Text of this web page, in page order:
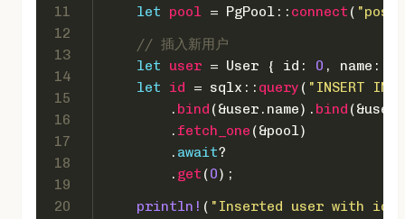
11
12
13
14
15
16
17
18
19
20
let
pool = PgPool:: connect (
// 插入新用户
let
user = User { id: 0 , name:
let
id = sqlx:: query ( "INSERT
        .
bind (&user.name). bind
        .
fetch_one (&pool)
        .
await?
        .
get (0);
println! ( "Inserted user with